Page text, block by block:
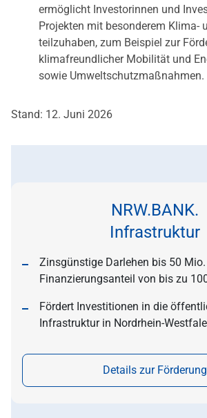
ermöglicht Investorinnen und
Projekten mit besonderem Klima-
teilzuhaben, zum Beispiel zur
klimafreundlicher Mobilität und
sowie Umweltschutzmaßnahmen.
Stand: 12. Juni 2026
NRW.BANK.
Infrastruktur
Zinsgünstige Darlehen bis 50
Finanzierungsanteil von bis zu
Fördert Investitionen in die
Infrastruktur in Nordrhein-
Details zur Förderung